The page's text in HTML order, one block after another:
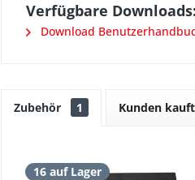
Verfügbare Downloads:
Download
Zubehör 1 Kunden
16 auf Lager